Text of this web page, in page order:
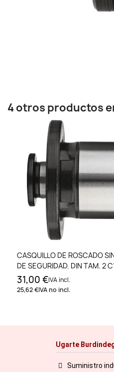
4 otros productos
Añadir al
CASQUILLO DE ROSCADO
DE SEGURIDAD. DIN TAM. 2
31,00 €IVA incl.
25,62 €IVA no incl.
Ugarte
Suministro